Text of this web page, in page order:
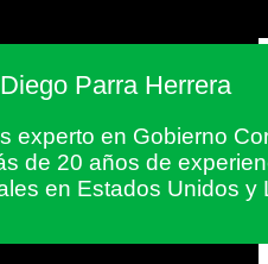
Diego Parra Herrera
experto en Gobierno
de 20 años de
en Estados Unidos y